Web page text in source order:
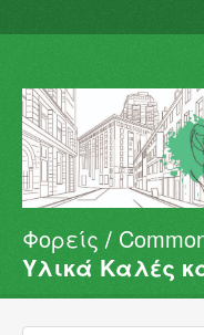
Σύνολα Δεδομένων
Φορείς
Φορείς
Υλικά Καλές